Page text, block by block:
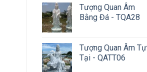
Tượng Quan Âm
Bằng Đá - TQA28
Tượng Quan Âm Tự
Tại - QATT06